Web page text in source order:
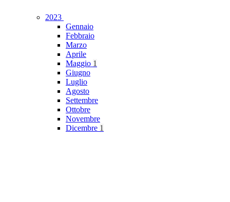
2023
Gennaio
Febbraio
Marzo
Aprile
Maggio 1
Giugno
Luglio
Agosto
Settembre
Ottobre
Novembre
Dicembre 1